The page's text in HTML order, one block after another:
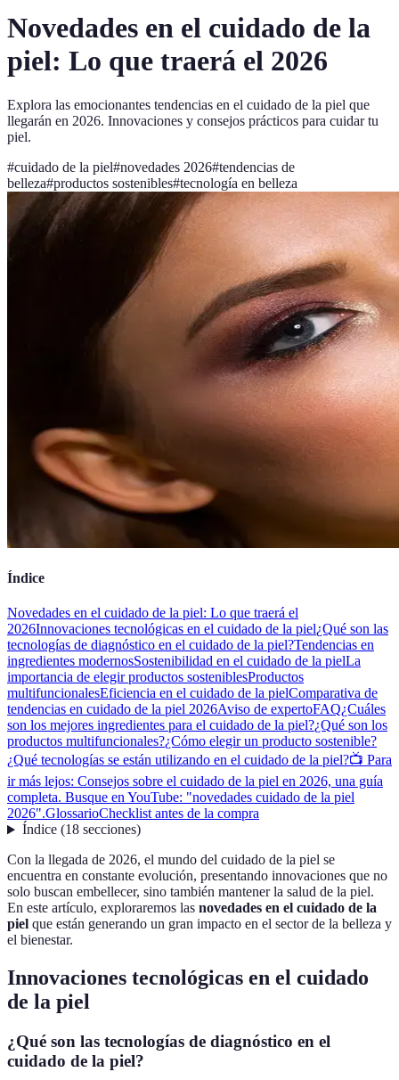
Novedades en el cuidado de la
piel: Lo que traerá el 2026
Explora las emocionantes tendencias en el cuidado de la piel que
llegarán en 2026. Innovaciones y consejos prácticos para cuidar tu
piel.
#cuidado de la piel#novedades 2026#tendencias de
belleza#productos sostenibles#tecnología en belleza
Índice
Novedades en el cuidado de la piel: Lo que traerá el
2026Innovaciones tecnológicas en el cuidado de la piel¿Qué son las
tecnologías de diagnóstico en el cuidado de la piel?Tendencias en
ingredientes modernosSostenibilidad en el cuidado de la pielLa
importancia de elegir productos sosteniblesProductos
multifuncionalesEficiencia en el cuidado de la pielComparativa de
tendencias en cuidado de la piel 2026Aviso de expertoFAQ¿Cuáles
son los mejores ingredientes para el cuidado de la piel?¿Qué son los
productos multifuncionales?¿Cómo elegir un producto sostenible?
¿Qué tecnologías se están utilizando en el cuidado de la piel?📺 Para
ir más lejos: Consejos sobre el cuidado de la piel en 2026, una guía
completa. Busque en YouTube: "novedades cuidado de la piel
2026".GlossarioChecklist antes de la compra
Índice(18 secciones)
Con la llegada de 2026, el mundo del cuidado de la piel se
encuentra en constante evolución, presentando innovaciones que no
solo buscan embellecer, sino también mantener la salud de la piel.
En este artículo, exploraremos las novedades en el cuidado de la
piel que están generando un gran impacto en el sector de la belleza y
el bienestar.
Innovaciones tecnológicas en el cuidado
de la piel
¿Qué son las tecnologías de diagnóstico en el
cuidado de la piel?